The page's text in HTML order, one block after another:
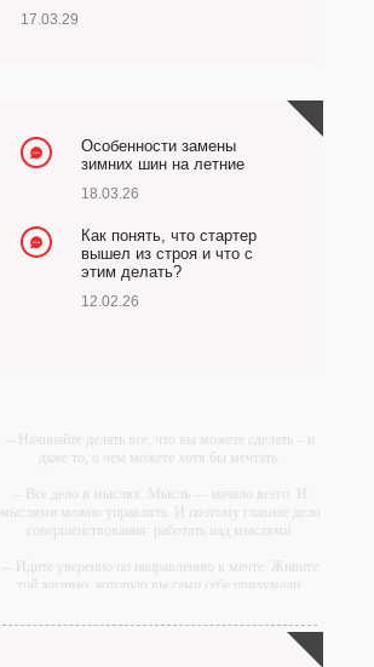
17.03.29
Особенности замены
зимних шин на летние
18.03.26
Как понять, что стартер
вышел из строя и что с
этим делать?
12.02.26
-- Начинайте делать все, что вы можете сделать – и
даже то, о чем можете хотя бы мечтать.
-- Все дело в мыслях. Мысль — начало всего. И
мыслями можно управлять. И поэтому главное дело
совершенствования: работать над мыслями.
-- Идите уверенно по направлению к мечте. Живите
той жизнью, которую вы сами себе придумали.
-- Самое большое богатство — это ум. Самая
большая нищета — глупость. Из всех страхов самый